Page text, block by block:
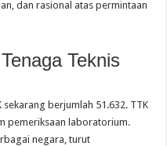
dan rasional atas permintaan
Teknis
berjumlah 51.632. TTK
pemeriksaan laboratorium.
negara, turut